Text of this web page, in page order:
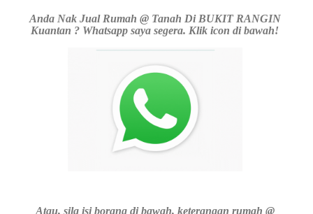
Anda Nak Jual Rumah @ Tanah Di BUKIT RANGIN
Kuantan ? Whatsapp saya segera. Klik icon di bawah!
Atau, sila isi borang di bawah, keterangan rumah @